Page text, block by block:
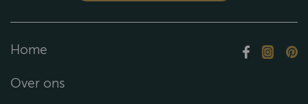
Home
Over ons